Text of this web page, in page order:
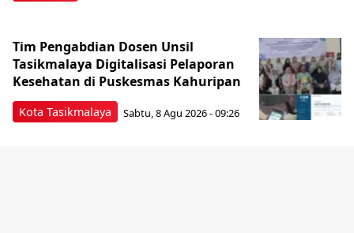
Kota Tasikmalaya
Tim Pengabdian Dosen Unsil
Tasikmalaya Digitalisasi Pelaporan
Kesehatan di Puskesmas Kahuripan
Sabtu, 8 Agu 2026 - 09:26